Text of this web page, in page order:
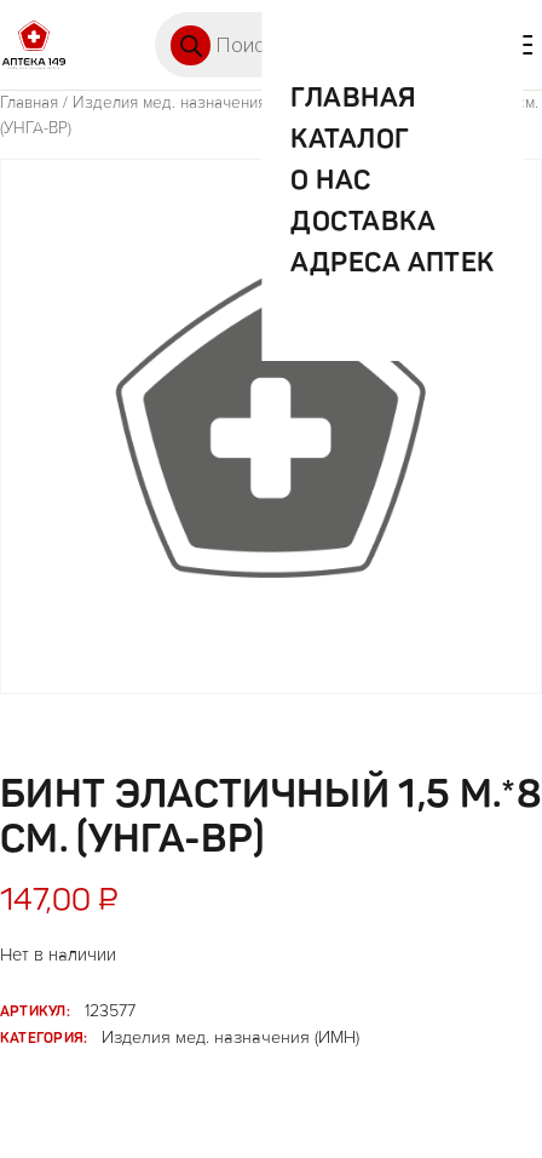
ГЛАВНАЯ
КАТАЛОГ
О НАС
ДОСТАВКА
АДРЕСА АПТЕК
Главная / Изделия мед. назначения (ИМН) / Бинт Эластичный 1,5 м.*8 см.
(УНГА-BP)
БИНТ ЭЛАСТИЧНЫЙ 1,5 М.*8
СМ. (УНГА-BP)
147,00 ₽
Нет в наличии
АРТИКУЛ:
123577
КАТЕГОРИЯ:
Изделия мед. назначения (ИМН)